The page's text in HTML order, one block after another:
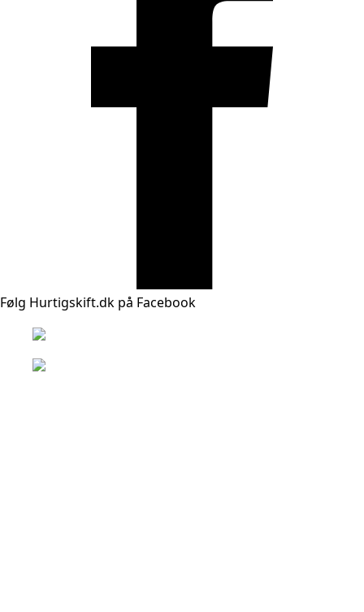
Følg Hurtigskift.dk på Facebook